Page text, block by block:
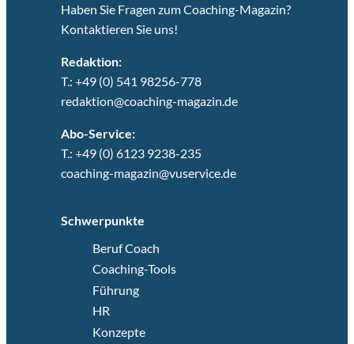
Haben Sie Fragen zum Coaching-Magazin?
Kontaktieren Sie uns!
Redaktion:
T.: +49 (0) 541 98256-778
redaktion@coaching-magazin.de
Abo-Service:
T.: +49 (0) 6123 9238-235
coaching-magazin@vuservice.de
Schwerpunkte
Beruf Coach
Coaching-Tools
Führung
HR
Konzepte